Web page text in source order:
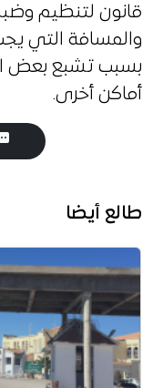
قانون لتنظيم
والمسافة التي
بسبب تشبع بعض
أماكن أخرى.
طالع أيضا